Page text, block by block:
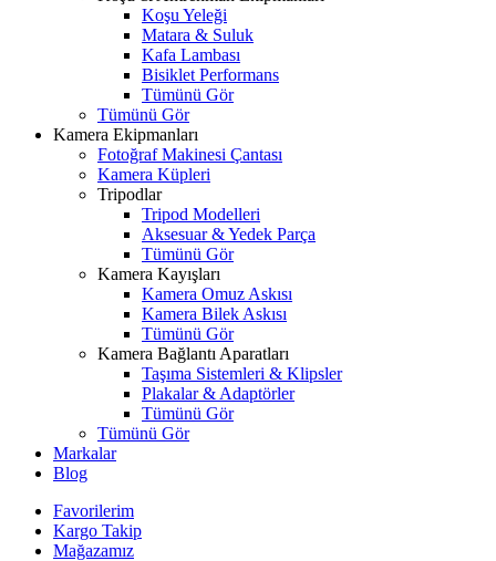
Koşu Yeleği
Matara & Suluk
Kafa Lambası
Bisiklet Performans
Tümünü Gör
Tümünü Gör
Kamera Ekipmanları
Fotoğraf Makinesi Çantası
Kamera Küpleri
Tripodlar
Tripod Modelleri
Aksesuar & Yedek Parça
Tümünü Gör
Kamera Kayışları
Kamera Omuz Askısı
Kamera Bilek Askısı
Tümünü Gör
Kamera Bağlantı Aparatları
Taşıma Sistemleri & Klipsler
Plakalar & Adaptörler
Tümünü Gör
Tümünü Gör
Markalar
Blog
Favorilerim
Kargo Takip
Mağazamız